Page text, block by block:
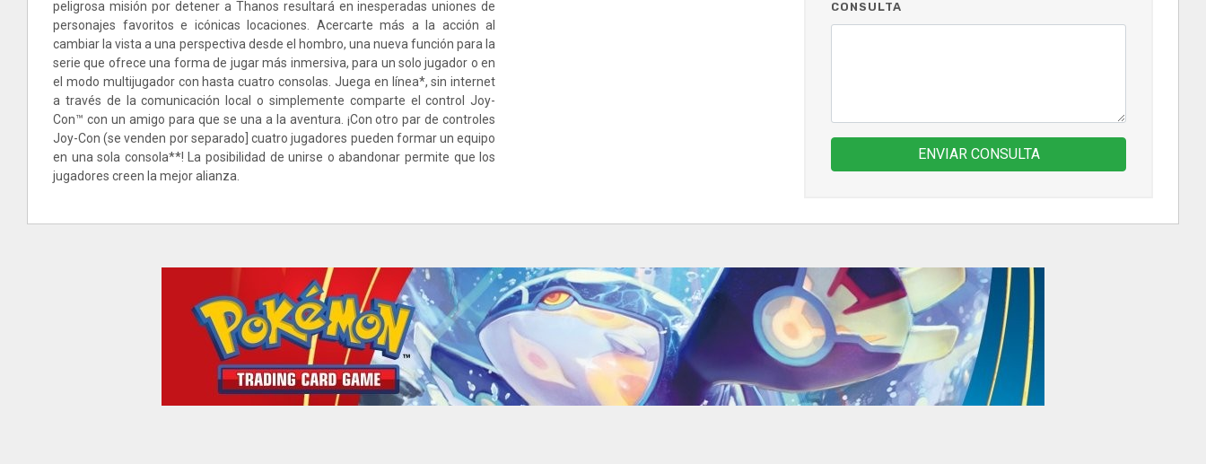
peligrosa misión por detener a Thanos resultará en inesperadas uniones de
personajes favoritos e icónicas locaciones. Acercarte más a la acción al
cambiar la vista a una perspectiva desde el hombro, una nueva función para la
serie que ofrece una forma de jugar más inmersiva, para un solo jugador o en
el modo multijugador con hasta cuatro consolas. Juega en línea*, sin internet
a través de la comunicación local o simplemente comparte el control Joy-
Con™ con un amigo para que se una a la aventura. ¡Con otro par de controles
Joy-Con (se venden por separado] cuatro jugadores pueden formar un equipo
en una sola consola**! La posibilidad de unirse o abandonar permite que los
jugadores creen la mejor alianza.
CONSULTA
ENVIAR CONSULTA